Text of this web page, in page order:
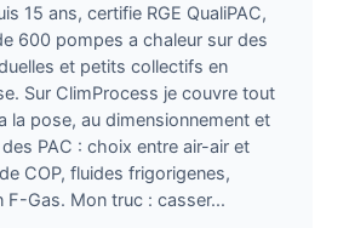
15 ans, certifie RGE QualiPAC,
600 pompes a chaleur sur des
et petits collectifs en
Sur ClimProcess je couvre tout
la pose, au dimensionnement et
PAC : choix entre air-air et
COP, fluides frigorigenes,
F-Gas. Mon truc : casser...